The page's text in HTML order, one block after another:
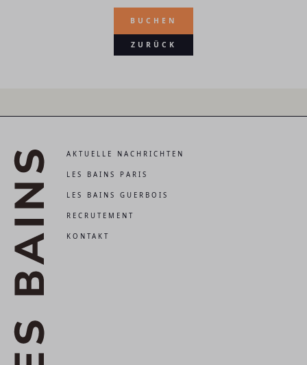
BUCHEN
ZURÜCK
AKTUELLE NACHRICHTEN
LES BAINS PARIS
LES BAINS GUERBOIS
RECRUTEMENT
KONTAKT